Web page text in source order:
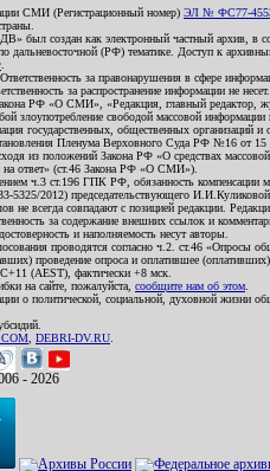
СМИ (Регистрационный номер) ЭЛ № ФС77-
был создан как электронный частный архив, в
дальневосточной (РФ) тематике. Доступ к
за правонарушения в сфере
за распространение информации не
РФ «О СМИ», «Редакция, главный редактор,
злоупотребление свободой массовой
государственных, общественных организаций
Пленума Верховного Суда РФ №16 от 15
из положений Закона РФ «О средствах
на ответ» (ст.46 Закона РФ «О СМИ»).
ч.3 ст.196 ГПК РФ, обязанность компенсации
5325/2012) председательствующего
не всегда совпадают с позицией редакции.
за содержание внешних ссылок и
и наполняемость несут авторы.
проводятся согласно ч.2. ст.46 «Опросы
проведение опроса и оплатившее
(AEST), фактически +8 мск.
на сайте, пожалуйста, сообщите нам об этом
о политической, социальной, духовной жизни
DEBRI-DV.RU
- 2026